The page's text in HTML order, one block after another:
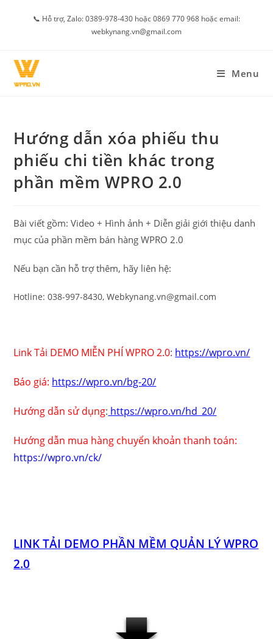
📞 Hỗ trợ, Zalo: 0389-978-430 hoặc 0869 770 968 hoặc email:
webkynang.vn@gmail.com
Menu
Hướng dẫn xóa phiếu thu
phiếu chi tiền khác trong
phần mềm WPRO 2.0
Bài viết gồm: Video + Hình ảnh + Diễn giải giới thiệu danh
mục của phần mềm bán hàng WPRO 2.0
Nếu bạn cần hỗ trợ thêm, hãy liên hệ:
Hotline: 038-997-8430, Webkynang.vn@gmail.com
Link Tải DEMO MIỄN PHÍ WPRO 2.0: https://wpro.vn/
Báo giá: https://wpro.vn/bg-20/
Hướng dẫn sử dụng: https://wpro.vn/hd_20/
Hướng dẫn mua hàng chuyển khoản thanh toán:
https://wpro.vn/ck/
LINK TẢI DEMO PHẦN MỀM QUẢN LÝ WPRO
2.0